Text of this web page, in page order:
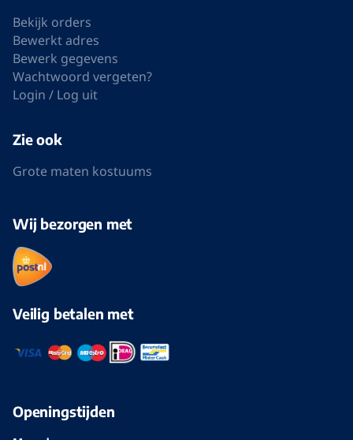
Bekijk orders
Bewerkt adres
Bewerk gegevens
Wachtwoord vergeten?
Login / Log uit
Zie ook
Grote maten kostuums
Wij bezorgen met
Veilig betalen met
Openingstijden